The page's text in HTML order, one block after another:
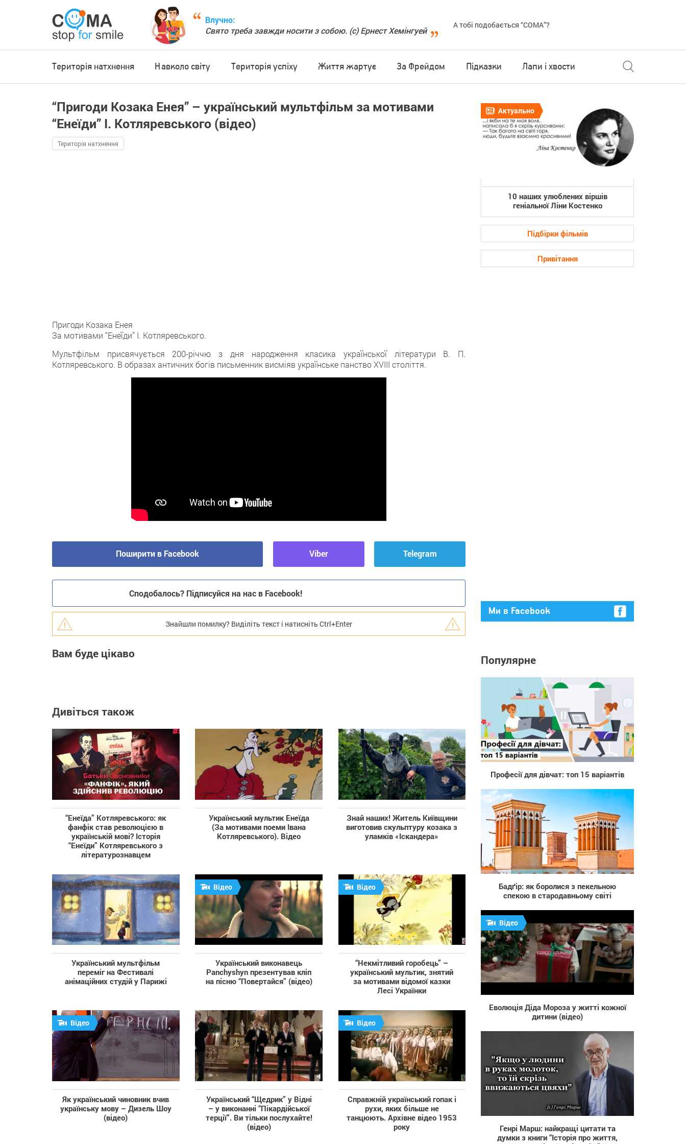
Влучно:
Свято треба завжди носити з собою. (с) Ернест Хемінгуей
А тобі подобається “COMA”?
Територія натхнення Навколо світу Територія успіху Життя жартує За Фрейдом Підказки Лапи і хвости
“Пригоди Козака Енея” – український мультфільм за мотивами
“Енеїди” І. Котляревського (відео)
Територія натхнення
Пригоди Козака Енея
За мотивами “Енеїди” І. Котляревського.
Мультфільм присвячується 200-річчю з дня народження класика української літератури В. П.
Котляревського. В образах античних богів письменник висміяв українське панство XVIII століття.
Поширити в Facebook Viber Telegram
Сподобалось? Підписуйся на нас в Facebook!
Знайшли помилку? Виділіть текст і натисніть Ctrl+Enter
Вам буде цікаво
Дивіться також
“Енеїда” Котляревського: як
фанфік став революцією в
українській мові? Історія
“Енеїди” Котляревського з
літературознавцем
Український мультик Енеїда
(За мотивами поеми Івана
Котляревського). Відео
Знай наших! Житель Київщини
виготовив скульптуру козака з
уламків «Іскандера»
Український мультфільм
переміг на Фестивалі
анімаційних студій у Парижі
Відео
Український виконавець
Panchyshyn презентував кліп
на пісню “Повертайся” (відео)
Відео
“Некмітливий горобець” –
український мультик, знятий
за мотивами відомої казки
Лесі Українки
Відео
Як український чиновник вчив
українську мову – Дизель Шоу
(відео)
Український “Щедрик” у Відні
– у виконанні “Пікардійської
терції”. Ви тільки послухайте!
(відео)
Відео
Справжній український гопак і
рухи, яких більше не
танцюють. Архівне відео 1953
року
Актуально
10 наших улюблених віршів
геніальної Ліни Костенко
Підбірки фільмів
Привітання
Ми в Facebook
Популярне
Професії для дівчат: топ 15 варіантів
8 204
Бадґір: як боролися з пекельною
спекою в стародавньому світі
1 014
Відео
Еволюція Діда Мороза у житті кожної
дитини (відео)
Генрі Марш: найкращі цитати та
думки з книги “Історія про життя,